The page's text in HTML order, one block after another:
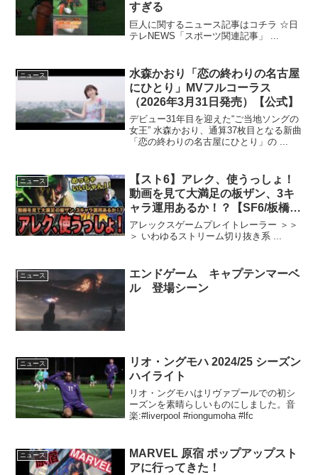
すぎる
巨人に関するニュース記事はコチラ ☆日
テレNEWS「スポーツ関連記事」 ...
ニュース
水森かおり「恋の終わりの名古屋
にひとり」MVフルコーラス
（2026年3月31日発売）【公式】
デビュー31年目を迎えた“ご当地ソングの
女王” 水森かおり、通算37枚目となる新曲
「恋の終わりの名古屋にひとり」の ...
ニュース
【スト6】アレク、使うっしょ！
動画を見て大満足の板ザン、3キ
ャラ運用あるか！？【SF6/板橋ザ
ンギエフ/アレックス/ストリート
ファイター6】
アレックスゲームプレイトレーラー ＞＞
＞ いわゆるストリーム切り抜き系 ...
ニュース
エンドゲーム キャプテンマーベ
ル 登場シーン
ニュース
リオ・ングモハ 2024/25 シーズン
ハイライト
リオ・ングモハはリヴァプールでの初シ
ーズンを素晴らしいものにしました。音
楽:#liverpool #riongumoha #lfc
ニュース
MARVEL 原宿 ポップアップスト
アに行ってきた！